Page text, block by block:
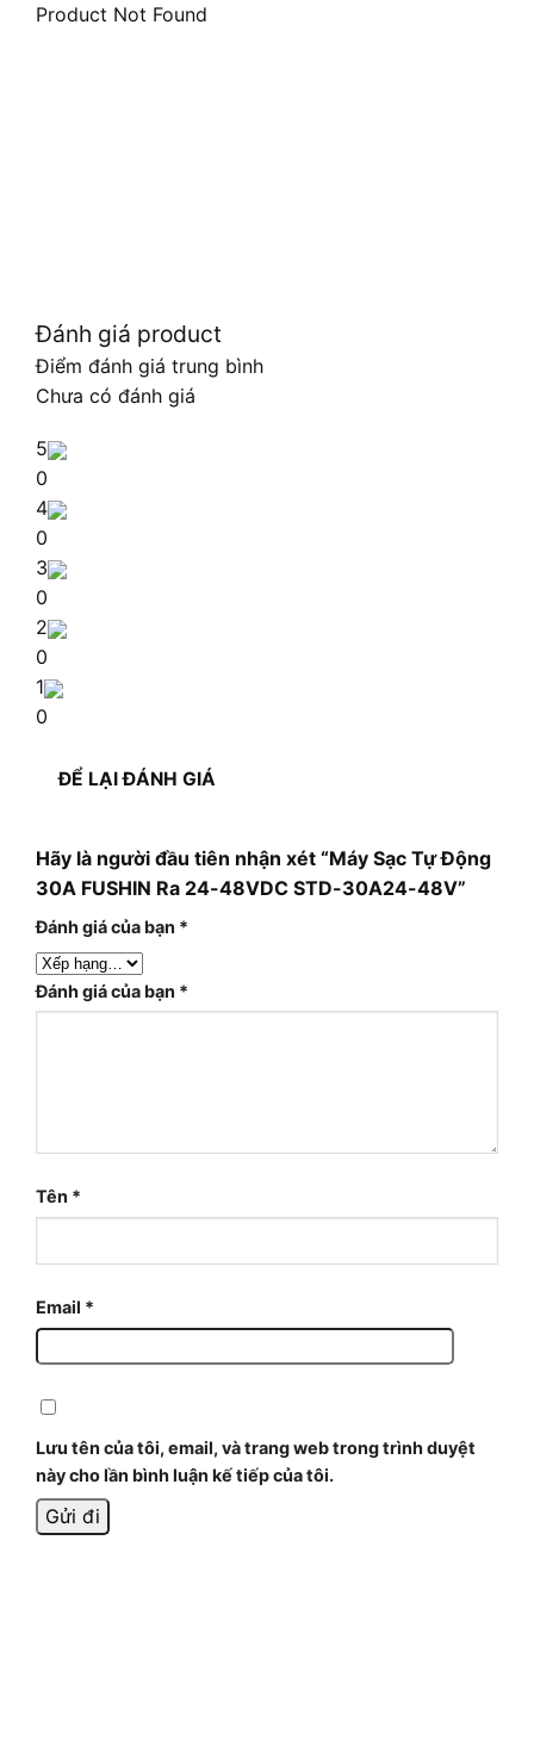
Product Not Found
Đánh giá product
Điểm đánh giá trung bình
Chưa có đánh giá
5
0
4
0
3
0
2
0
1
0
ĐỂ LẠI ĐÁNH GIÁ
Hãy là người đầu tiên nhận xét “Máy Sạc Tự Động
30A FUSHIN Ra 24-48VDC STD-30A24-48V”
Đánh giá của bạn *
Đánh giá của bạn *
Tên *
Email *
Lưu tên của tôi, email, và trang web trong trình duyệt
này cho lần bình luận kế tiếp của tôi.